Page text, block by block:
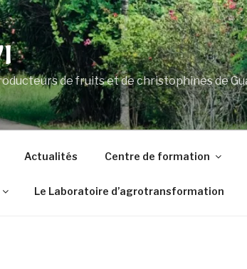
de fruits et de christophines de
Actualités Centre de formation
Le Laboratoire d’agrotransformation